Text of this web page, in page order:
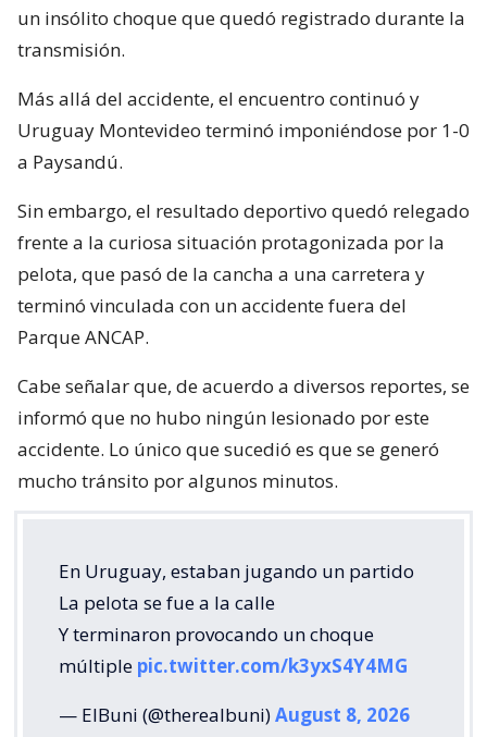
un insólito choque que quedó registrado durante la
transmisión.
Más allá del accidente, el encuentro continuó y
Uruguay Montevideo terminó imponiéndose por 1-0
a Paysandú.
Sin embargo, el resultado deportivo quedó relegado
frente a la curiosa situación protagonizada por la
pelota, que pasó de la cancha a una carretera y
terminó vinculada con un accidente fuera del
Parque ANCAP.
Cabe señalar que, de acuerdo a diversos reportes, se
informó que no hubo ningún lesionado por este
accidente. Lo único que sucedió es que se generó
mucho tránsito por algunos minutos.
En Uruguay, estaban jugando un partido
La pelota se fue a la calle
Y terminaron provocando un choque
múltiple pic.twitter.com/k3yxS4Y4MG
— ElBuni (@therealbuni)August 8, 2026